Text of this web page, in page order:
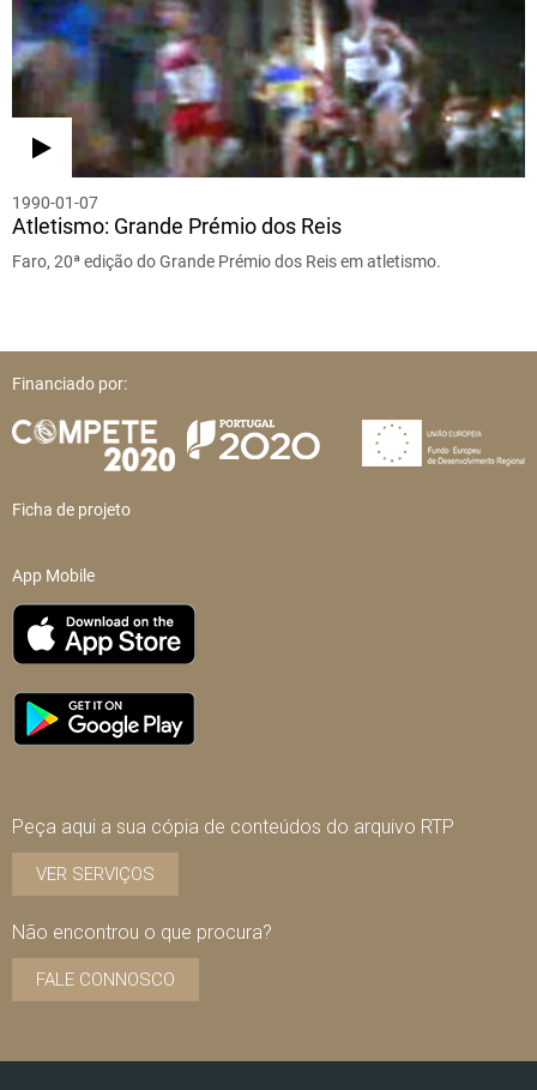
1990-01-07
Atletismo: Grande Prémio dos Reis
Faro, 20ª edição do Grande Prémio dos Reis em atletismo.
Financiado por:
Ficha de projeto
App Mobile
Peça aqui a sua cópia de conteúdos do arquivo RTP
VER SERVIÇOS
Não encontrou o que procura?
FALE CONNOSCO